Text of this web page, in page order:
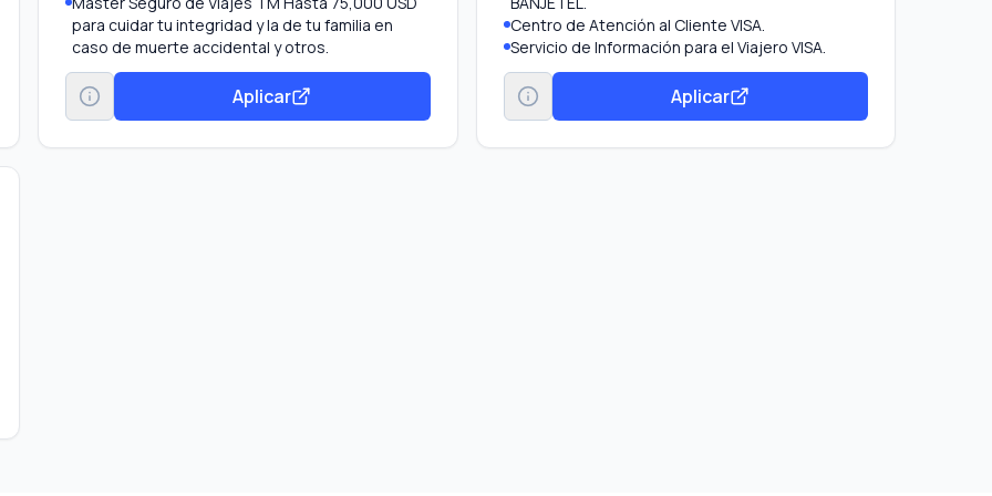
para cuidar tu integridad y la de tu familia en
caso de muerte accidental y otros.
Protección de compras Hasta 200 USD de
cobertura por incidente o daño, si tus artículos
nuevos requieren reemplazo o reparación.
Aplicar
Centro de Atención al Cliente VISA.
Servicio de Información para el Viajero VISA.
Reposición de tarjeta de emergencia.
Aplicar